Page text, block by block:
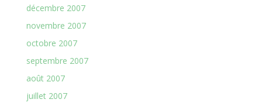
décembre 2007
novembre 2007
octobre 2007
septembre 2007
août 2007
juillet 2007